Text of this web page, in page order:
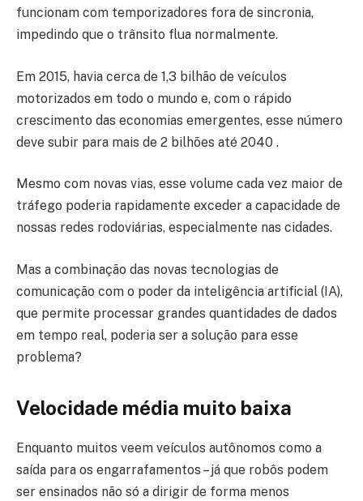
funcionam com temporizadores fora de sincronia,
impedindo que o trânsito flua normalmente.
Em 2015, havia cerca de 1,3 bilhão de veículos
motorizados em todo o mundo e, com o rápido
crescimento das economias emergentes, esse número
deve subir para mais de 2 bilhões até 2040 .
Mesmo com novas vias, esse volume cada vez maior de
tráfego poderia rapidamente exceder a capacidade de
nossas redes rodoviárias, especialmente nas cidades.
Mas a combinação das novas tecnologias de
comunicação com o poder da inteligência artificial (IA),
que permite processar grandes quantidades de dados
em tempo real, poderia ser a solução para esse
problema?
Velocidade média muito baixa
Enquanto muitos veem veículos autônomos como a
saída para os engarrafamentos – já que robôs podem
ser ensinados não só a dirigir de forma menos